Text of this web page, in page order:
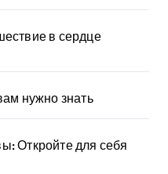
в сердце
нужно знать
Откройте для себя